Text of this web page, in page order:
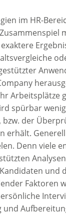
im HR-
Arbeitsplätze
spürbar
der
erhält.
Denn viele
Faktoren